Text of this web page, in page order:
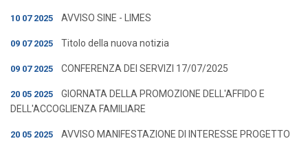
10 07 2025 AVVISO SINE - LIMES
09 07 2025 Titolo della nuova notizia
09 07 2025 CONFERENZA DEI SERVIZI 17/07/2025
20 05 2025
GIORNATA DELLA PROMOZIONE DELL'AFFIDO E
DELL'ACCOGLIENZA FAMILIARE
20 05 2025
AVVISO MANIFESTAZIONE DI INTERESSE PROGETTO